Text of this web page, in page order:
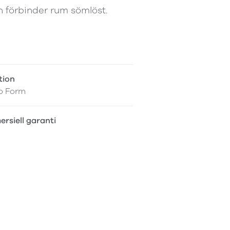
förbinder rum sömlöst.
Form
garanti